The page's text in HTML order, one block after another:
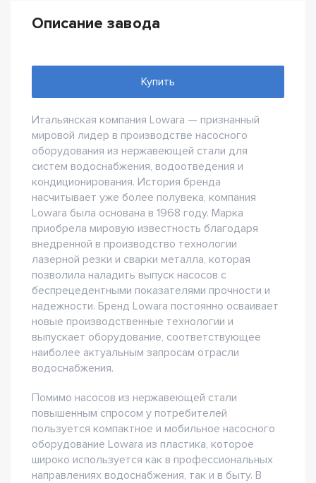
Описание завода
Купить
Итальянская компания Lowara — признанный
мировой лидер в производстве насосного
оборудования из нержавеющей стали для
систем водоснабжения, водоотведения и
кондиционирования. История бренда
насчитывает уже более полувека, компания
Lowara была основана в 1968 году. Марка
приобрела мировую известность благодаря
внедренной в производство технологии
лазерной резки и сварки металла, которая
позволила наладить выпуск насосов с
беспрецедентными показателями прочности и
надежности. Бренд Lowara постоянно осваивает
новые производственные технологии и
выпускает оборудование, соответствующее
наиболее актуальным запросам отрасли
водоснабжения.
Помимо насосов из нержавеющей стали
повышенным спросом у потребителей
пользуется компактное и мобильное насосного
оборудование Lowara из пластика, которое
широко используется как в профессиональных
направлениях водоснабжения, так и в быту. В